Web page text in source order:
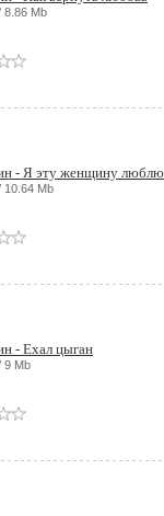
8.86 Mb
- Я эту женщину люблю
10.64 Mb
- Ехал цыган
9 Mb